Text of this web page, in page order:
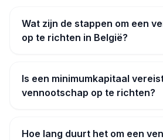
Wat zijn de stappen om een
op te richten in België?
Is een minimumkapitaal
vennootschap op te richten?
Hoe lang duurt het om een